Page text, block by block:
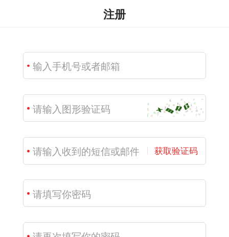
注册
获取验证码